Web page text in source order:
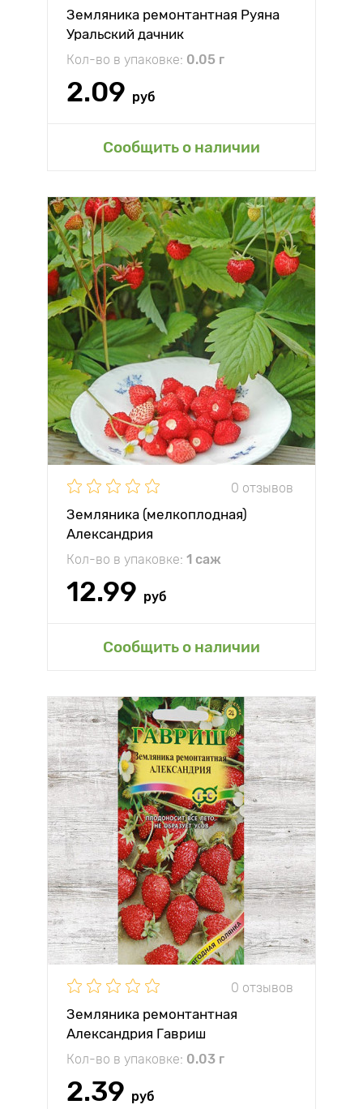
Земляника ремонтантная Руяна
Уральский дачник
Кол-во в упаковке: 0.05 г
2.09 руб
Сообщить о наличии
0 отзывов
Земляника (мелкоплодная)
Александрия
Кол-во в упаковке: 1 саж
12.99 руб
Сообщить о наличии
0 отзывов
Земляника ремонтантная
Александрия Гавриш
Кол-во в упаковке: 0.03 г
2.39 руб